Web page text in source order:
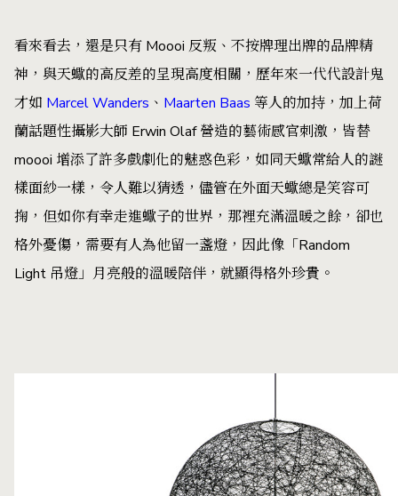
看來看去，還是只有 Moooi 反叛、不按牌理出牌的品牌精
神，與天蠍的高反差的呈現高度相關，歷年來一代代設計鬼
才如 Marcel Wanders 、 Maarten Baas 等人的加持，加上荷
蘭話題性攝影大師 Erwin Olaf 營造的藝術感官刺激，皆替
moooi 增添了許多戲劇化的魅惑色彩，如同天蠍常給人的謎
樣面紗一樣，令人難以猜透，儘管在外面天蠍總是笑容可
掬，但如你有幸走進蠍子的世界，那裡充滿溫暖之餘，卻也
格外憂傷，需要有人為他留一盞燈，因此像「Random
Light 吊燈」月亮般的溫暖陪伴，就顯得格外珍貴。